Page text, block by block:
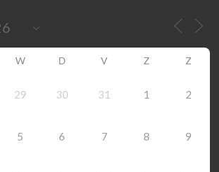
W D V Z Z
29 30 31 1 2
5 6 7 8 9